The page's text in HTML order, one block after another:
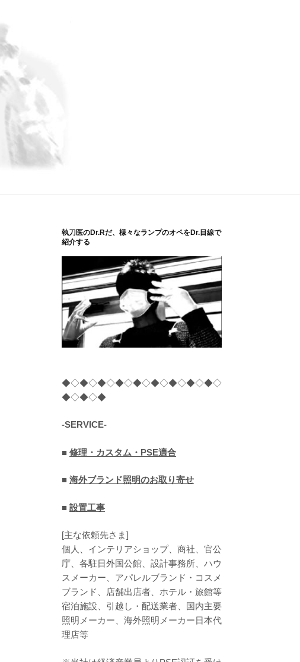
執刀医のDr.Rだ、様々なランプのオペをDr.目線で
紹介する
◆◇◆◇◆◇◆◇◆◇◆◇◆◇◆◇◆◇
◆◇◆◇◆
-SERVICE-
■ 修理・カスタム・PSE適合
■ 海外ブランド照明のお取り寄せ
■ 設置工事
[主な依頼先さま]
個人、インテリアショップ、商社、官公
庁、各駐日外国公館、設計事務所、ハウ
スメーカー、アパレルブランド・コスメ
ブランド、店舗出店者、ホテル・旅館等
宿泊施設、引越し・配送業者、国内主要
照明メーカー、海外照明メーカー日本代
理店等